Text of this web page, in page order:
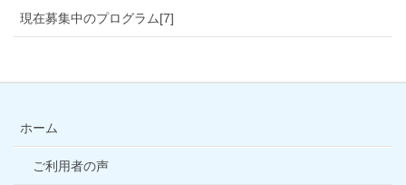
現在募集中のプログラム[7]
ホーム
ご利用者の声